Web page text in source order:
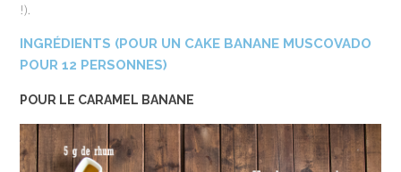
!).
INGRÉDIENTS (POUR UN CAKE BANANE MUSCOVADO
POUR 12 PERSONNES)
POUR LE CARAMEL BANANE